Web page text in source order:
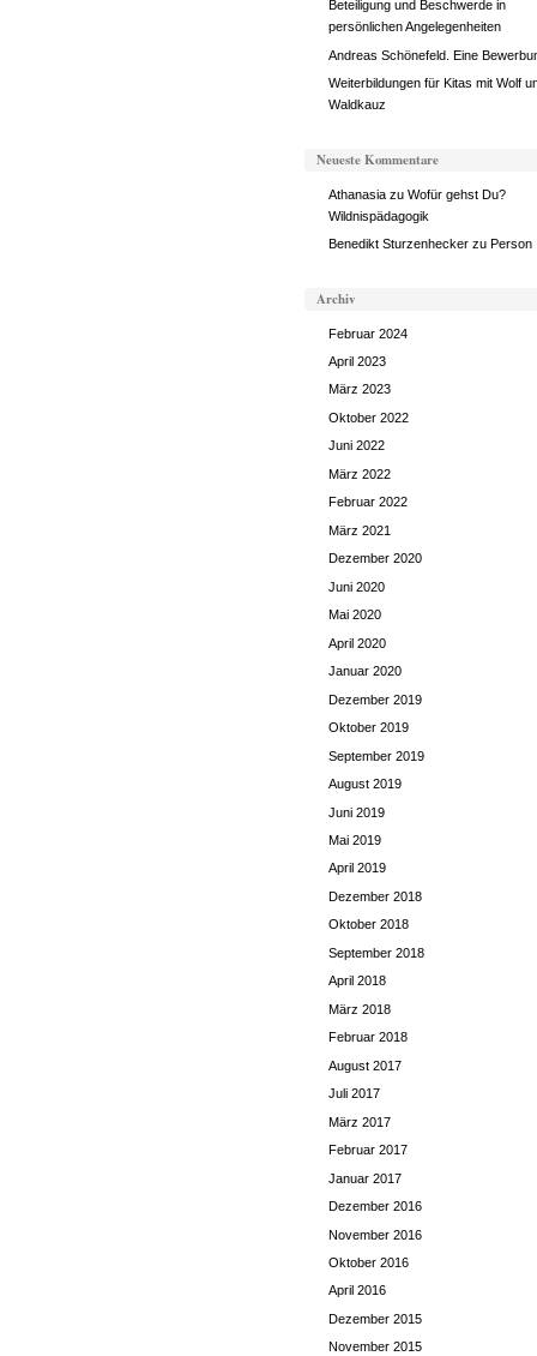
Beteiligung und Beschwerde in
persönlichen Angelegenheiten
Andreas Schönefeld. Eine
Weiterbildungen für Kitas mit Wolf
Waldkauz
Neueste Kommentare
Athanasiazu Wofür gehst Du?
Wildnispädagogik
Benedikt Sturzenheckerzu Person
Archiv
Februar 2024
April 2023
März 2023
Oktober 2022
Juni 2022
März 2022
Februar 2022
März 2021
Dezember 2020
Juni 2020
Mai 2020
April 2020
Januar 2020
Dezember 2019
Oktober 2019
September 2019
August 2019
Juni 2019
Mai 2019
April 2019
Dezember 2018
Oktober 2018
September 2018
April 2018
März 2018
Februar 2018
August 2017
Juli 2017
März 2017
Februar 2017
Januar 2017
Dezember 2016
November 2016
Oktober 2016
April 2016
Dezember 2015
November 2015